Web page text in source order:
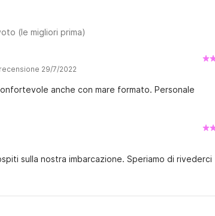
(le migliori prima)
29/7/2022
anche con mare formato. Personale
sulla nostra imbarcazione. Speriamo di rivederci